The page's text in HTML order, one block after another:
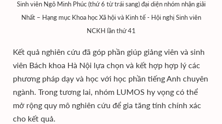
Sinh viên Ngô Minh Phúc (thứ 6 từ trái sang) đại diện nhóm nhận giải
Nhất – Hạng mục Khoa học Xã hội và Kinh tế - Hội nghị Sinh viên
NCKH lần thứ 41
Kết quả nghiên cứu đã góp phần giúp giảng viên và sinh
viên Bách khoa Hà Nội lựa chọn và kết hợp hợp lý các
phương pháp dạy và học với học phần tiếng Anh chuyên
ngành. Trong tương lai, nhóm LUMOS hy vọng có thể
mở rộng quy mô nghiên cứu để gia tăng tính chính xác
cho kết quả.